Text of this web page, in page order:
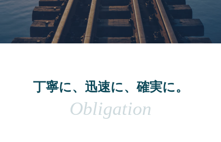
丁寧に、迅速に、確実に。
Obligation